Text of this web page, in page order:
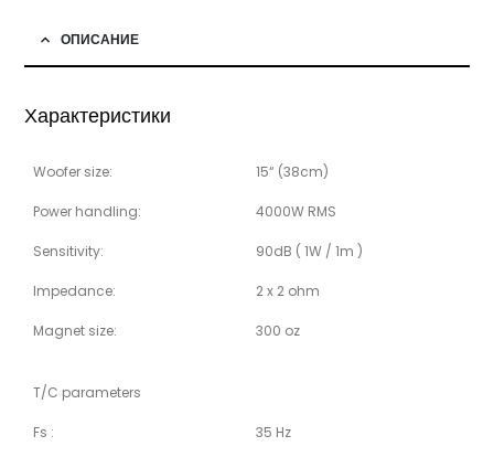
ОПИСАНИЕ
Характеристики
Woofer size: 15“ (38cm)
Power handling: 4000W RMS
Sensitivity: 90dB ( 1W / 1m )
Impedance: 2 x 2 ohm
Magnet size: 300 oz
T/C parameters
Fs : 35 Hz